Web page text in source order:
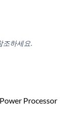
조하세요.
Processor